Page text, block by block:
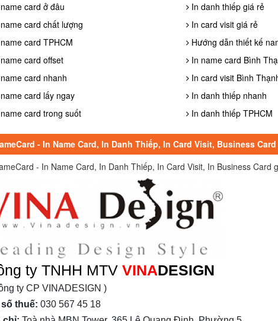
card ở đâu
card chất lượng
card TPHCM
card offset
card nhanh
card lấy ngay
card trong suốt
In danh thiếp giá rẻ
In card visit giá rẻ
Hướng dẫn thiết kế
In name card Bình
In card visit Bình
In danh thiếp nhanh
In danh thiếp TPHCM
- In Name Card, In Danh Thiếp, In Card Visit, Business Card
- In Name Card, In Danh Thiếp, In Card Visit, In Business Card
ty TNHH MTV VINADESIGN
ty CP VINADESIGN )
số thuế: 030 567 45 18